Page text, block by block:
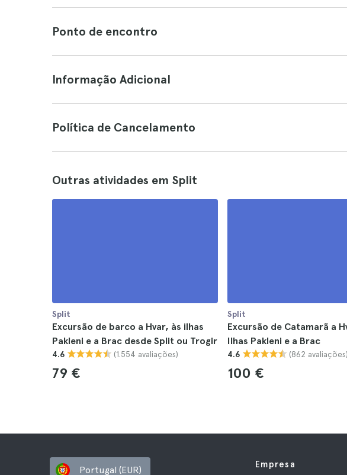
Ponto de encontro
Informação Adicional
Política de Cancelamento
Outras atividades em Split
Split
Excursão de barco a Hvar, às ilhas
Pakleni e a Brac desde Split ou Trogir
4.6 (1.554 avaliações)
79 €
Split
Excursão de Catamarã a
Ilhas Pakleni e a Brac
4.6 (862 avaliações)
100 €
Portugal (EUR) Empresa